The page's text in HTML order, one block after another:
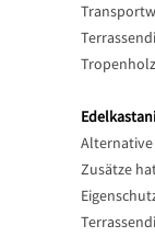
Alternative
Zusätze